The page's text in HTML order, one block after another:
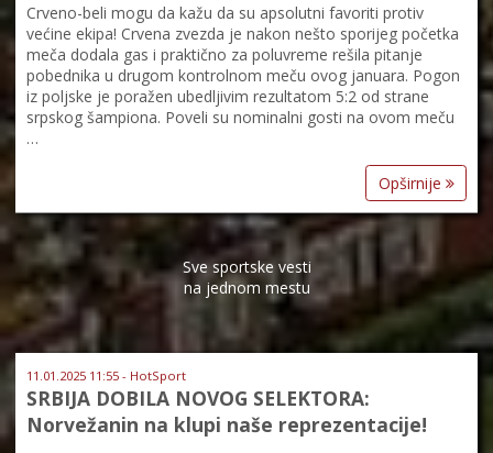
Crveno-beli mogu da kažu da su apsolutni favoriti protiv
većine ekipa! Crvena zvezda je nakon nešto sporijeg početka
meča dodala gas i praktično za poluvreme rešila pitanje
pobednika u drugom kontrolnom meču ovog januara. Pogon
iz poljske je poražen ubedljivim rezultatom 5:2 od strane
srpskog šampiona. Poveli su nominalni gosti na ovom meču
…
Opširnije
Sve sportske vesti
na jednom mestu
11.01.2025 11:55 - HotSport
SRBIJA DOBILA NOVOG SELEKTORA:
Norvežanin na klupi naše reprezentacije!